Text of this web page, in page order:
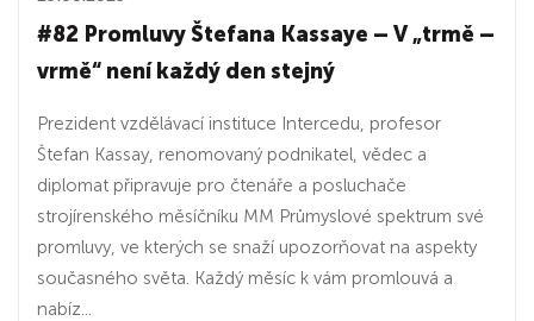
#82 Promluvy Štefana Kassaye – V „trmě –
vrmě“ není každý den stejný
Prezident vzdělávací instituce Intercedu, profesor
Štefan Kassay, renomovaný podnikatel, vědec a
diplomat připravuje pro čtenáře a posluchače
strojírenského měsíčníku MM Průmyslové spektrum své
promluvy, ve kterých se snaží upozorňovat na aspekty
současného světa. Každý měsíc k vám promlouvá a
nabíz...